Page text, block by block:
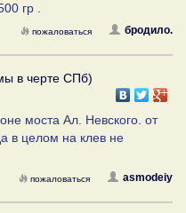
гр .
бродило.
пожаловаться
в черте СПб)
моста Ал. Невского. от
в целом на клев не
asmodeiy
пожаловаться